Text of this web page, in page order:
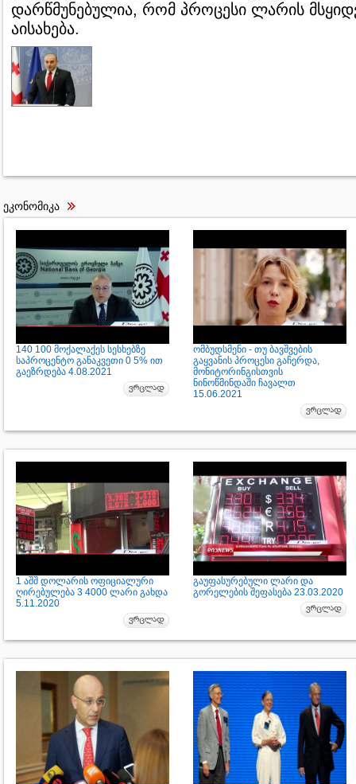
დარწმუნებულია, რომ პროცესი ლარის
აისახება.
ეკონომიკა
140 100 მოქალაქეს სესხებზე
საპროცენტო განაკვეთი 0 5% ით
გაეზრდება 4.08.2021
ომბუდსმენი - თუ ბავშვების
გაყვანის პროცესი გაჩერდა,
მონიტორინგისთვის
ნინოწმინდაში ჩავალთ
15.06.2021
1 აშშ დოლარის ოფიციალური
ღირებულება 3 4000 ლარი გახდა
5.11.2020
გაუფასურებული ლარი და
გორელების შეფასება 23.03.2020